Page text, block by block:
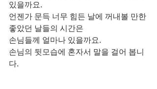
있을까요.
언젠가 문득 너무 힘든 날에 꺼내볼 만한
좋았던 날들의 시간은
손님들께 얼마나 있을까요.
손님의 뒷모습에 혼자서 말을 걸어 봅니
다.